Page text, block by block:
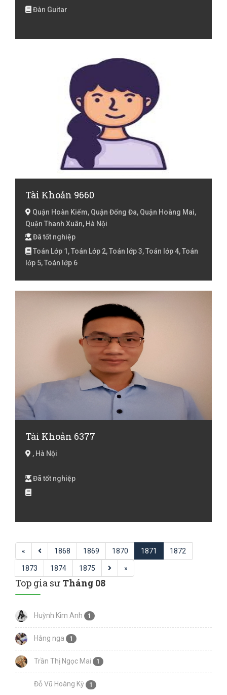
Đàn Guitar
Tài Khoản 9660
Quận Hoàn Kiếm, Quận Đống Đa, Quận Hoàng Mai,
Quận Thanh Xuân, Hà Nội
Đã tốt nghiệp
Toán Lớp 1, Toán Lớp 2, Toán lớp 3, Toán lớp 4, Toán
lớp 5, Toán lớp 6
Tài Khoản 6377
, Hà Nội
Đã tốt nghiệp
« 1868 1869 1870 1871 1872
1873 1874 1875 »
Top gia sư Tháng 08
Huỳnh Kim Anh 1
Hằng nga 1
Trần Thị Ngọc Mai 1
Đỗ Vũ Hoàng Kỳ 1